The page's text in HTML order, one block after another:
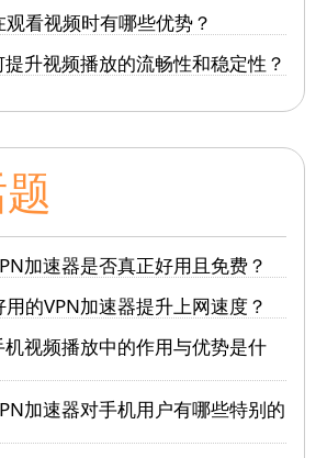
看视频时有哪些优势？
升视频播放的流畅性和稳定性？
加速器是否真正好用且免费？
的VPN加速器提升上网速度？
视频播放中的作用与优势是什
加速器对手机用户有哪些特别的